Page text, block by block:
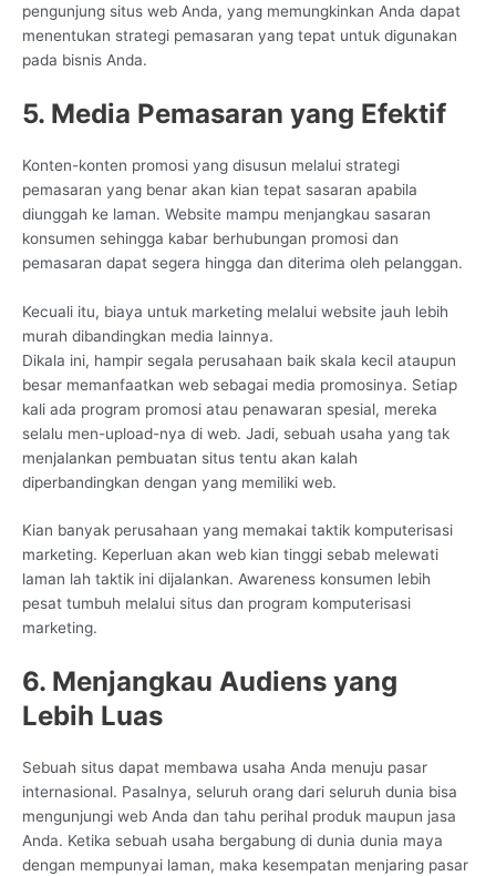
pengunjung situs web Anda, yang memungkinkan Anda dapat
menentukan strategi pemasaran yang tepat untuk digunakan
pada bisnis Anda.
5. Media Pemasaran yang Efektif
Konten-konten promosi yang disusun melalui strategi
pemasaran yang benar akan kian tepat sasaran apabila
diunggah ke laman. Website mampu menjangkau sasaran
konsumen sehingga kabar berhubungan promosi dan
pemasaran dapat segera hingga dan diterima oleh pelanggan.
Kecuali itu, biaya untuk marketing melalui website jauh lebih
murah dibandingkan media lainnya.
Dikala ini, hampir segala perusahaan baik skala kecil ataupun
besar memanfaatkan web sebagai media promosinya. Setiap
kali ada program promosi atau penawaran spesial, mereka
selalu men-upload-nya di web. Jadi, sebuah usaha yang tak
menjalankan pembuatan situs tentu akan kalah
diperbandingkan dengan yang memiliki web.
Kian banyak perusahaan yang memakai taktik komputerisasi
marketing. Keperluan akan web kian tinggi sebab melewati
laman lah taktik ini dijalankan. Awareness konsumen lebih
pesat tumbuh melalui situs dan program komputerisasi
marketing.
6. Menjangkau Audiens yang
Lebih Luas
Sebuah situs dapat membawa usaha Anda menuju pasar
internasional. Pasalnya, seluruh orang dari seluruh dunia bisa
mengunjungi web Anda dan tahu perihal produk maupun jasa
Anda. Ketika sebuah usaha bergabung di dunia dunia maya
dengan mempunyai laman, maka kesempatan menjaring pasar